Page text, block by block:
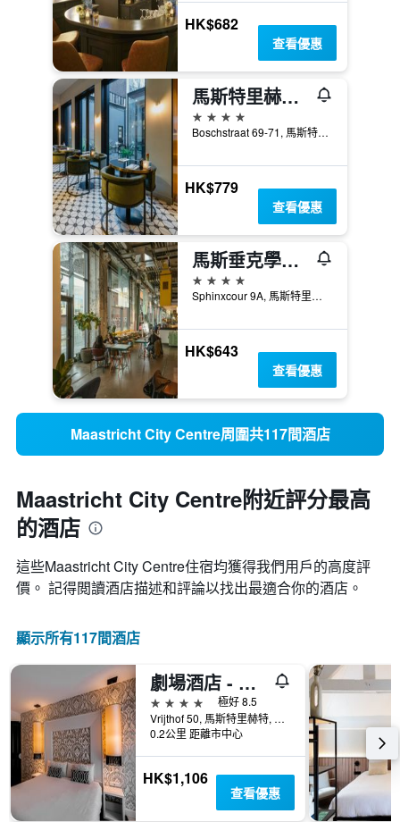
HK$682
查看優惠
馬斯特里赫特修道院酒店
4星級
Boschstraat 69-71, 馬斯特里赫特, 林保, 荷蘭
HK$779
查看優惠
馬斯垂克學生飯店
4星級
Sphinxcour 9A, 馬斯特里赫特, 林保, 荷蘭
HK$643
查看優惠
Maastricht City Centre周圍共117間酒店
Maastricht City Centre附近評分最高
的酒店
這些Maastricht City Centre​住宿均獲得我們用戶的高度評
價。 記得閲讀酒店描述和評論以找出最適合你的酒店。
顯示所有117間酒店
劇場酒店 - 馬斯垂克
4星級
極好 8.5
Vrijthof 50, 馬斯特里赫特, 林保, 荷蘭
0.2公里 距離市中心
HK$1,106
查看優惠